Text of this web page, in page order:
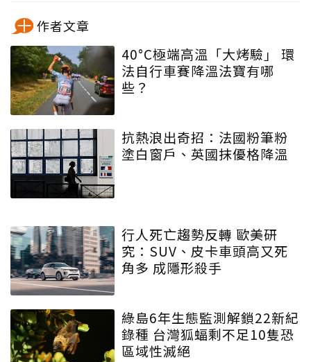
作者文章
40°C極端高溫「大烤驗」 環
法自行車賽降溫法寶有哪
些？
抗熱浪出奇招：法國粉筆粉
塗白窗戶、英國抹優格降溫
行人死亡趨勢反轉 歐美研
究：SUV、皮卡車頭高又死
角多 成隱形殺手
綠島6年生態監測解鎖22新紀
錄種 台灣狐蝠剩不足10隻恐
區域性滅絕